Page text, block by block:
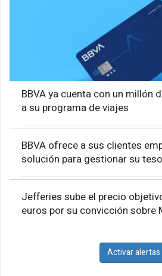
BBVA ya cuenta con un millón
a su programa de viajes
BBVA ofrece a sus clientes
solución para gestionar su
Jefferies sube el precio
euros por su convicción sobre
Activar alertas